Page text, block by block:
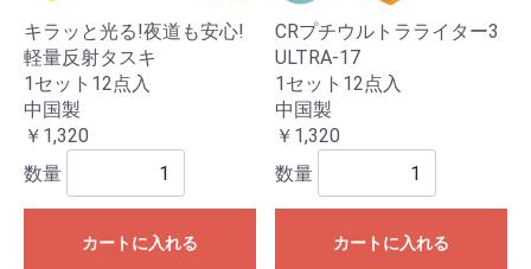
キラッと光る!夜道も安心!
軽量反射タスキ
1セット12点入
中国製
￥1,320
数量
カートに入れる
CRプチウルトラライター3
ULTRA-17
1セット12点入
中国製
￥1,320
数量
カートに入れる